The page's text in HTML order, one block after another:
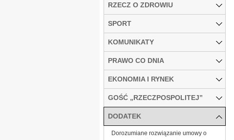
RZECZ O ZDROWIU
SPORT
KOMUNIKATY
PRAWO CO DNIA
EKONOMIA I RYNEK
GOŚĆ „RZECZPOSPOLITEJ”
DODATEK
Dorozumiane rozwiązanie umowy o